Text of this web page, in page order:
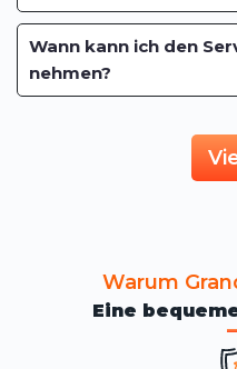
Wann kann ich den
nehmen?
Warum
Eine